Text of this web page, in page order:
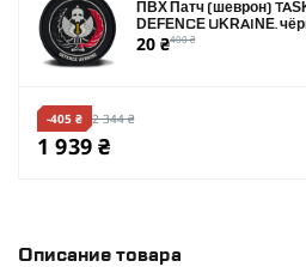
Описание товара
ПВХ Патч (шеврон)
DEFENCE UKRAINE.
20 ₴400 ₴
-405 ₴ 2 344 ₴
1 939 ₴